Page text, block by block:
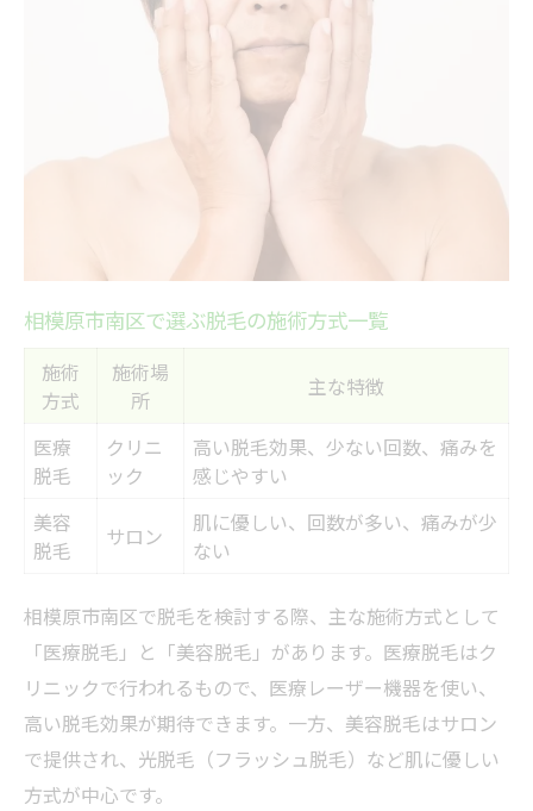
保湿・紫外線対策で美肌を守る方法
美しい肌を叶える脱毛選びの秘訣とは
相模原で人気の脱毛方式早見表
脱毛と美肌の両立を目指す選び方
失敗しない脱毛サロンの選定基準
医療脱毛と美容脱毛の選び方比較
口コミでわかる脱毛の効果と実感
医療脱毛・美容脱毛の特徴比較表
脱毛の効果や持続期間の違いとは
メンズ脱毛と女性脱毛の違いを解説
痛みが少ない脱毛方法で安心の肌づくり
最新脱毛機器の痛み比較表
痛みを抑える脱毛のコツと注意点
敏感肌にも対応できる脱毛法とは
脱毛施術時のリラックス方法を紹介
口コミで評判の痛み軽減施術とは
口コミで評価される脱毛体験のポイント
相模原市南区で選ぶ脱毛の施術方式一覧
施術
方式
施術場
所
主な特徴
医療
脱毛
クリニ
ック
高い脱毛効果、少ない回数、痛みを
感じやすい
美容
脱毛
サロン
肌に優しい、回数が多い、痛みが少
ない
相模原市南区で脱毛を検討する際、主な施術方式として
「医療脱毛」と「美容脱毛」があります。医療脱毛はク
リニックで行われるもので、医療レーザー機器を使い、
高い脱毛効果が期待できます。一方、美容脱毛はサロン
で提供され、光脱毛（フラッシュ脱毛）など肌に優しい
方式が中心です。